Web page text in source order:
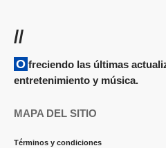
//
Ofreciendo las últimas actualizaciones y noticias sobre
entretenimiento y música.
MAPA DEL SITIO
Términos y condiciones